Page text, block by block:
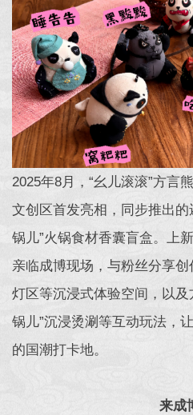
2025年8月，“幺儿滚滚”方言
文创区首发亮相，同步推出的
锅儿”火锅食材香囊盲盒。上
亲临成博现场，与粉丝分享
灯区等沉浸式体验空间，以及
锅儿”沉浸烫涮等互动玩法，
的国潮打卡地。
来成